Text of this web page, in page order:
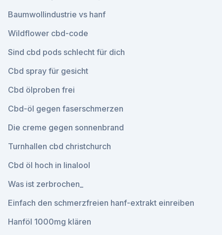
Baumwollindustrie vs hanf
Wildflower cbd-code
Sind cbd pods schlecht für dich
Cbd spray für gesicht
Cbd ölproben frei
Cbd-öl gegen faserschmerzen
Die creme gegen sonnenbrand
Turnhallen cbd christchurch
Cbd öl hoch in linalool
Was ist zerbrochen_
Einfach den schmerzfreien hanf-extrakt einreiben
Hanföl 1000mg klären